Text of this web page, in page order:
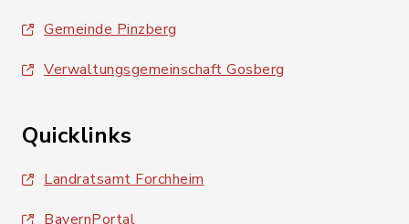
Gemeinde Pinzberg
Verwaltungsgemeinschaft Gosberg
Quicklinks
Landratsamt Forchheim
BayernPortal